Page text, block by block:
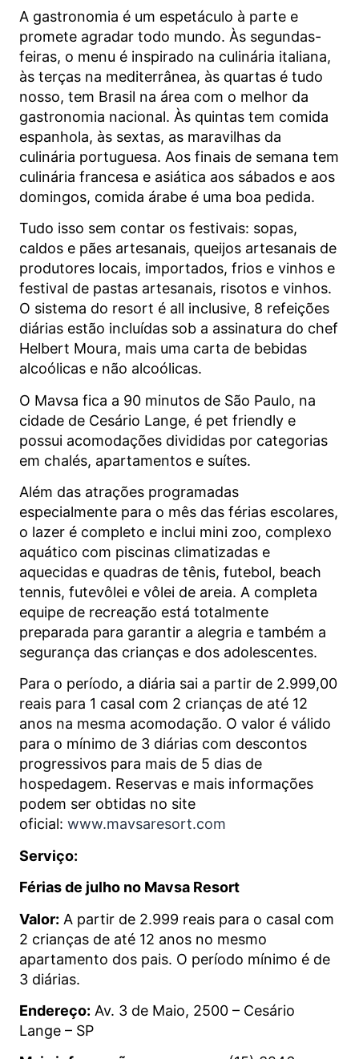
A gastronomia é um espetáculo à parte e
promete agradar todo mundo. Às segundas-
feiras, o menu é inspirado na culinária italiana,
às terças na mediterrânea, às quartas é tudo
nosso, tem Brasil na área com o melhor da
gastronomia nacional. Às quintas tem comida
espanhola, às sextas, as maravilhas da
culinária portuguesa. Aos finais de semana tem
culinária francesa e asiática aos sábados e aos
domingos, comida árabe é uma boa pedida.
Tudo isso sem contar os festivais: sopas,
caldos e pães artesanais, queijos artesanais de
produtores locais, importados, frios e vinhos e
festival de pastas artesanais, risotos e vinhos.
O sistema do resort é all inclusive, 8 refeições
diárias estão incluídas sob a assinatura do chef
Helbert Moura, mais uma carta de bebidas
alcoólicas e não alcoólicas.
O Mavsa fica a 90 minutos de São Paulo, na
cidade de Cesário Lange, é pet friendly e
possui acomodações divididas por categorias
em chalés, apartamentos e suítes.
Além das atrações programadas
especialmente para o mês das férias escolares,
o lazer é completo e inclui mini zoo, complexo
aquático com piscinas climatizadas e
aquecidas e quadras de tênis, futebol, beach
tennis, futevôlei e vôlei de areia. A completa
equipe de recreação está totalmente
preparada para garantir a alegria e também a
segurança das crianças e dos adolescentes.
Para o período, a diária sai a partir de 2.999,00
reais para 1 casal com 2 crianças de até 12
anos na mesma acomodação. O valor é válido
para o mínimo de 3 diárias com descontos
progressivos para mais de 5 dias de
hospedagem. Reservas e mais informações
podem ser obtidas no site
oficial: www.mavsaresort.com
Serviço:
Férias de julho no Mavsa Resort
Valor: A partir de 2.999 reais para o casal com
2 crianças de até 12 anos no mesmo
apartamento dos pais. O período mínimo é de
3 diárias.
Endereço: Av. 3 de Maio, 2500 – Cesário
Lange – SP